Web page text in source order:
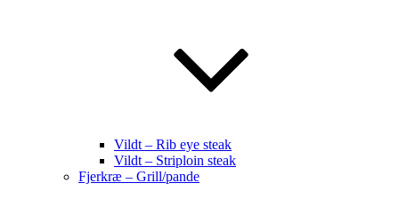
Vildt – Rib eye steak
Vildt – Striploin steak
Fjerkræ – Grill/pande